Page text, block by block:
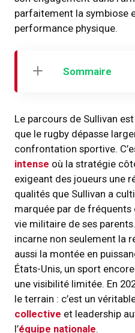
parfaitement la symbiose
performance physique.
Sommaire
Le parcours de Sullivan
que le rugby dépasse
confrontation sportive.
intense où la stratégie
exigeant des joueurs une
qualités que Sullivan a
marquée par de
vie militaire de ses
incarne non seulement la
aussi la montée en
États-Unis, un sport
une visibilité limitée. En
le terrain : c’est un
collective et leadership
l’équipe nationale.